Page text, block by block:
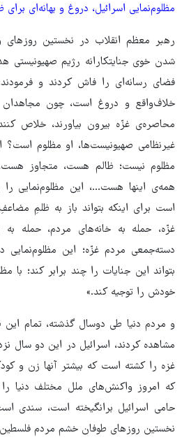
مظلوم‌نمایی اسرائیل، دروغ و بهانه‌ای
رهبر معظم انقلاب در نخستین روزهای
شدن خوی جنایتکارانه رژیم صهیونیستی
فضای رسانه‌ای را فاش کردند و
خلاف‌واقع و دروغ است، چون مجاهدان
محاصره‌ی غزّه بیرون بیاورند، خلاص
غیرنظامی صهیونیست‌ها، او مظلوم
مظلوم نیست؛ ظالم هست، متجاوز
همه‌ی اینها هست...، این مظلوم‌نمایی را
است برای اینکه بتواند باز به ظلمِ
غزّه، حمله به خانه‌های مردم، حمله به
دسته‌جمعی مردم غزّه؛ این مظلوم‌نمایی
بتواند این جنایات را چند برابر کند؛ با
خودش را توجیه کند.»
و مردم دنیا طی دوسال گذشته، تمام
غزه را کشته است که بیشتر آنها زن و
که امروز واکنش‌های ملل مختلف دنیا
حامی اسرائیل برانگیخته است، سندی
نخستین روزهای طوفان خشم مردم فلسطین